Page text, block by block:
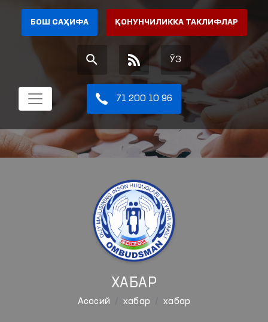
БОШ САҲИФА ҚОНУНЧИЛИККА ТАКЛИФЛАР
ЎЗ
71 200 10 96
ХАБАР
Aсосий хабар хабар